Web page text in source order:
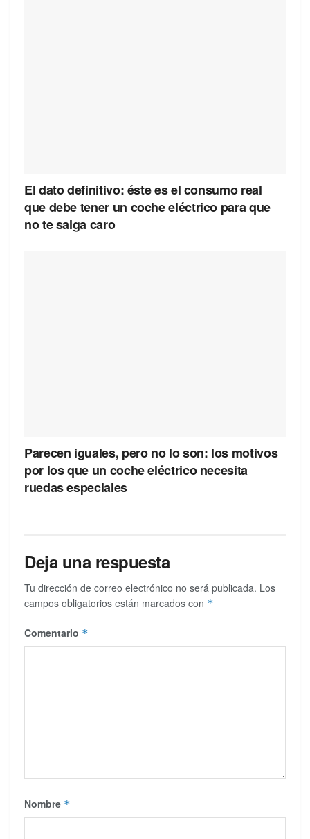
El dato definitivo: éste es el consumo real
que debe tener un coche eléctrico para que
no te salga caro
Parecen iguales, pero no lo son: los motivos
por los que un coche eléctrico necesita
ruedas especiales
Deja una respuesta
Tu dirección de correo electrónico no será publicada. Los
campos obligatorios están marcados con *
Comentario *
Nombre *